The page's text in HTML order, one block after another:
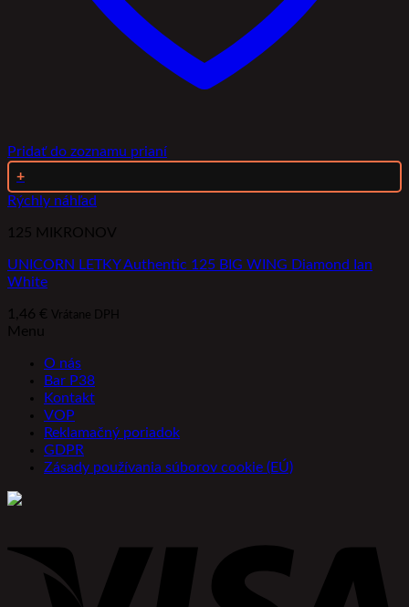
Pridať do zoznamu prianí
+
Rýchly náhľad
125 MIKRONOV
UNICORN LETKY Authentic 125 BIG WING Diamond Ian
White
1,46 € Vrátane DPH
Menu
O nás
Bar P38
Kontakt
VOP
Reklamačný poriadok
GDPR
Zásady používania súborov cookie (EÚ)